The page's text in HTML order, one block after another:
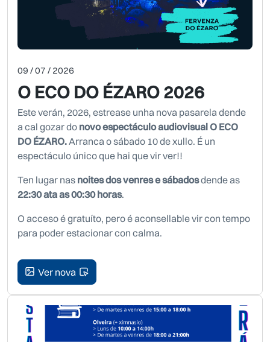
09 / 07 / 2026
O ECO DO ÉZARO 2026
Este verán, 2026, estrease unha nova pasarela dende
a cal gozar do novo espectáculo audiovisual O ECO
DO ÉZARO. Arranca o sábado 10 de xullo. É un
espectáculo único que hai que vir ver!!
Ten lugar nas noites dos venres e sábadosdende as
22:30 ata as 00:30 horas.
O acceso é gratuíto, pero é aconsellable vir con tempo
para poder estacionar con calma.
Ver nova